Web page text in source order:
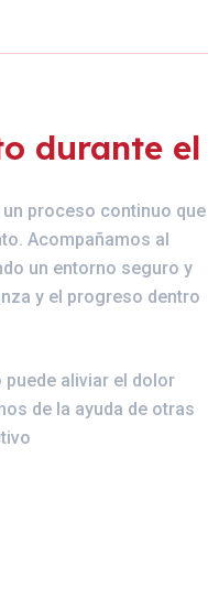
durante el
proceso continuo que
Acompañamos al
un entorno seguro y
y el progreso dentro
puede aliviar el dolor
de la ayuda de otras